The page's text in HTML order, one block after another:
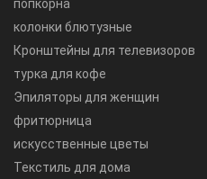
попкорна
колонки блютузные
Кронштейны для телевизоров
турка для кофе
Эпиляторы для женщин
фритюрница
искусственные цветы
Текстиль для дома